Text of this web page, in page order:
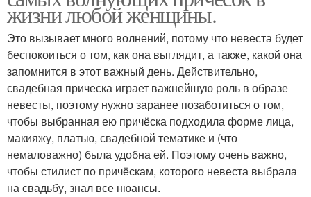
жизни любой женщины.
Это вызывает много волнений, потому что невеста будет
беспокоиться о том, как она выглядит, а также, какой она
запомнится в этот важный день. Действительно,
свадебная прическа играет важнейшую роль в образе
невесты, поэтому нужно заранее позаботиться о том,
чтобы выбранная ею причёска подходила форме лица,
макияжу, платью, свадебной тематике и (что
немаловажно) была удобна ей. Поэтому очень важно,
чтобы стилист по причёскам, которого невеста выбрала
на свадьбу, знал все нюансы.